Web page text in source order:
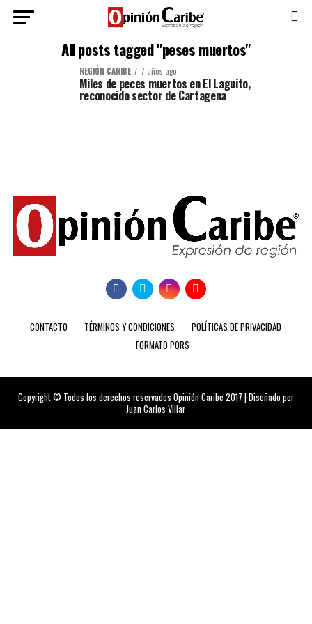
All posts tagged "peses muertos"
REGIÓN CARIBE 7 años ago
Miles de peces muertos en El Laguito,
reconocido sector de Cartagena
CONTACTO TÉRMINOS Y CONDICIONES
POLÍTICAS DE PRIVACIDAD
FORMATO PQRS
Copyright © Todos los derechos reservados Opinión Caribe 2017 | Diseñado por
Juan Carlos Villar